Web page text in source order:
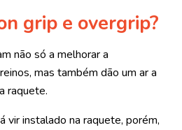
grip e overgrip?
não só a melhorar a
mas também dão um ar a
raquete.
vir instalado na raquete, porém,